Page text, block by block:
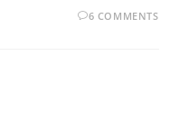
6 COMMENTS